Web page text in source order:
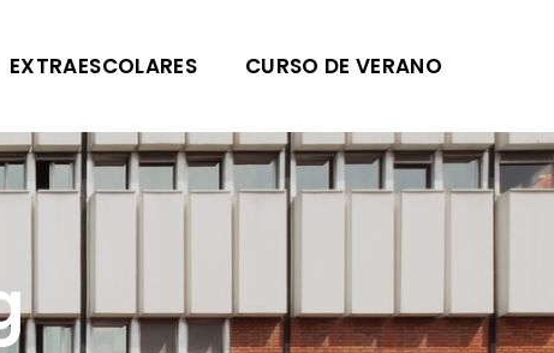
EXTRAESCOLARES CURSO DE VERANO